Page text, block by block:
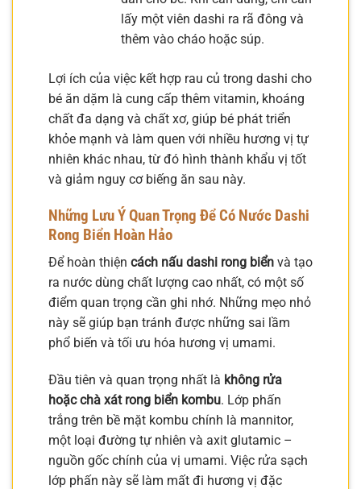
lấy một viên dashi ra rã đông và
thêm vào cháo hoặc súp.
Lợi ích của việc kết hợp rau củ trong dashi cho
bé ăn dặm là cung cấp thêm vitamin, khoáng
chất đa dạng và chất xơ, giúp bé phát triển
khỏe mạnh và làm quen với nhiều hương vị tự
nhiên khác nhau, từ đó hình thành khẩu vị tốt
và giảm nguy cơ biếng ăn sau này.
Những Lưu Ý Quan Trọng Để Có Nước Dashi
Rong Biển Hoàn Hảo
Để hoàn thiện cách nấu dashi rong biển và tạo
ra nước dùng chất lượng cao nhất, có một số
điểm quan trọng cần ghi nhớ. Những mẹo nhỏ
này sẽ giúp bạn tránh được những sai lầm
phổ biến và tối ưu hóa hương vị umami.
Đầu tiên và quan trọng nhất là không rửa
hoặc chà xát rong biển kombu. Lớp phấn
trắng trên bề mặt kombu chính là mannitor,
một loại đường tự nhiên và axit glutamic –
nguồn gốc chính của vị umami. Việc rửa sạch
lớp phấn này sẽ làm mất đi hương vị đặc